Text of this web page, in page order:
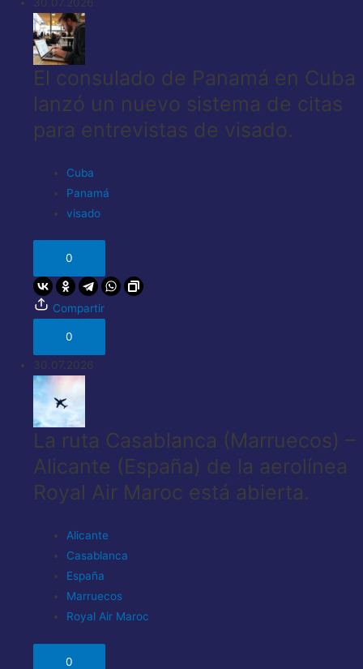
El consulado de Panamá en Cuba
lanzó un nuevo sistema de citas
para entrevistas de visado.
Cuba
Panamá
visado
0
Compartir
0
30.07.2026
La ruta Casablanca (Marruecos) –
Alicante (España) de la aerolínea
Royal Air Maroc está abierta.
Alicante
Casablanca
España
Marruecos
Royal Air Maroc
0